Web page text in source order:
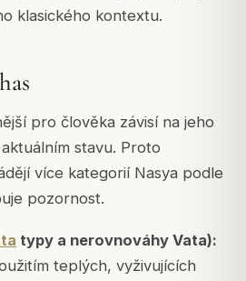
klasického kontextu.
pro člověka závisí na jeho
stavu. Proto
více kategorií Nasya podle
pozornost.
typy a nerovnováhy Vata):
teplých, vyživujících